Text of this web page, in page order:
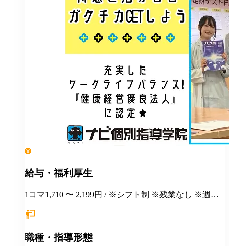
給与・福利厚生
1コマ1,710 〜 2,199円 / ※シフト制 ※残業なし ※週１
等にも別途お支払いします(規定あり) ＊有給休暇あり
度あり⇒グループ会社の割引制度が使えます！ ＊産
職種・指導形態